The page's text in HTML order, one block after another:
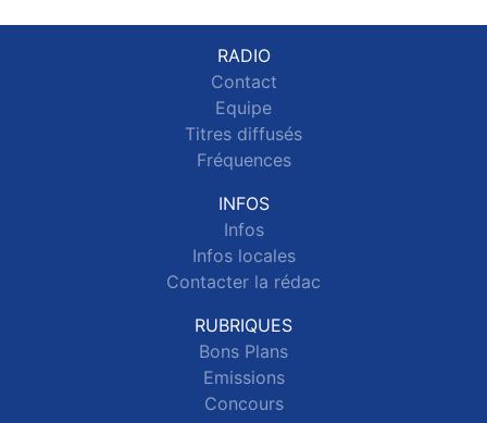
RADIO
Contact
Equipe
Titres diffusés
Fréquences
INFOS
Infos
Infos locales
Contacter la rédac
RUBRIQUES
Bons Plans
Emissions
Concours